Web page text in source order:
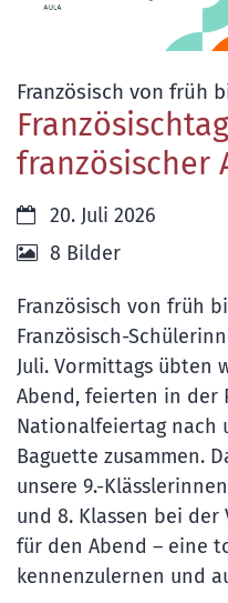
Französisch von früh
französischer
Datum:20. Juli 2026
8 Bilder
Französisch von früh
Französisch-
Juli. Vormittags übten
Abend, feierten in der
Nationalfeiertag nach
Baguette zusammen.
unsere 9.-
und 8. Klassen bei
für den Abend – eine
kennenzulernen und